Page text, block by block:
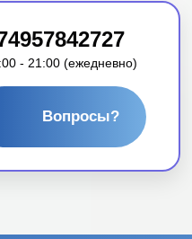
- 21:00 (ежедневно)
Вопросы?